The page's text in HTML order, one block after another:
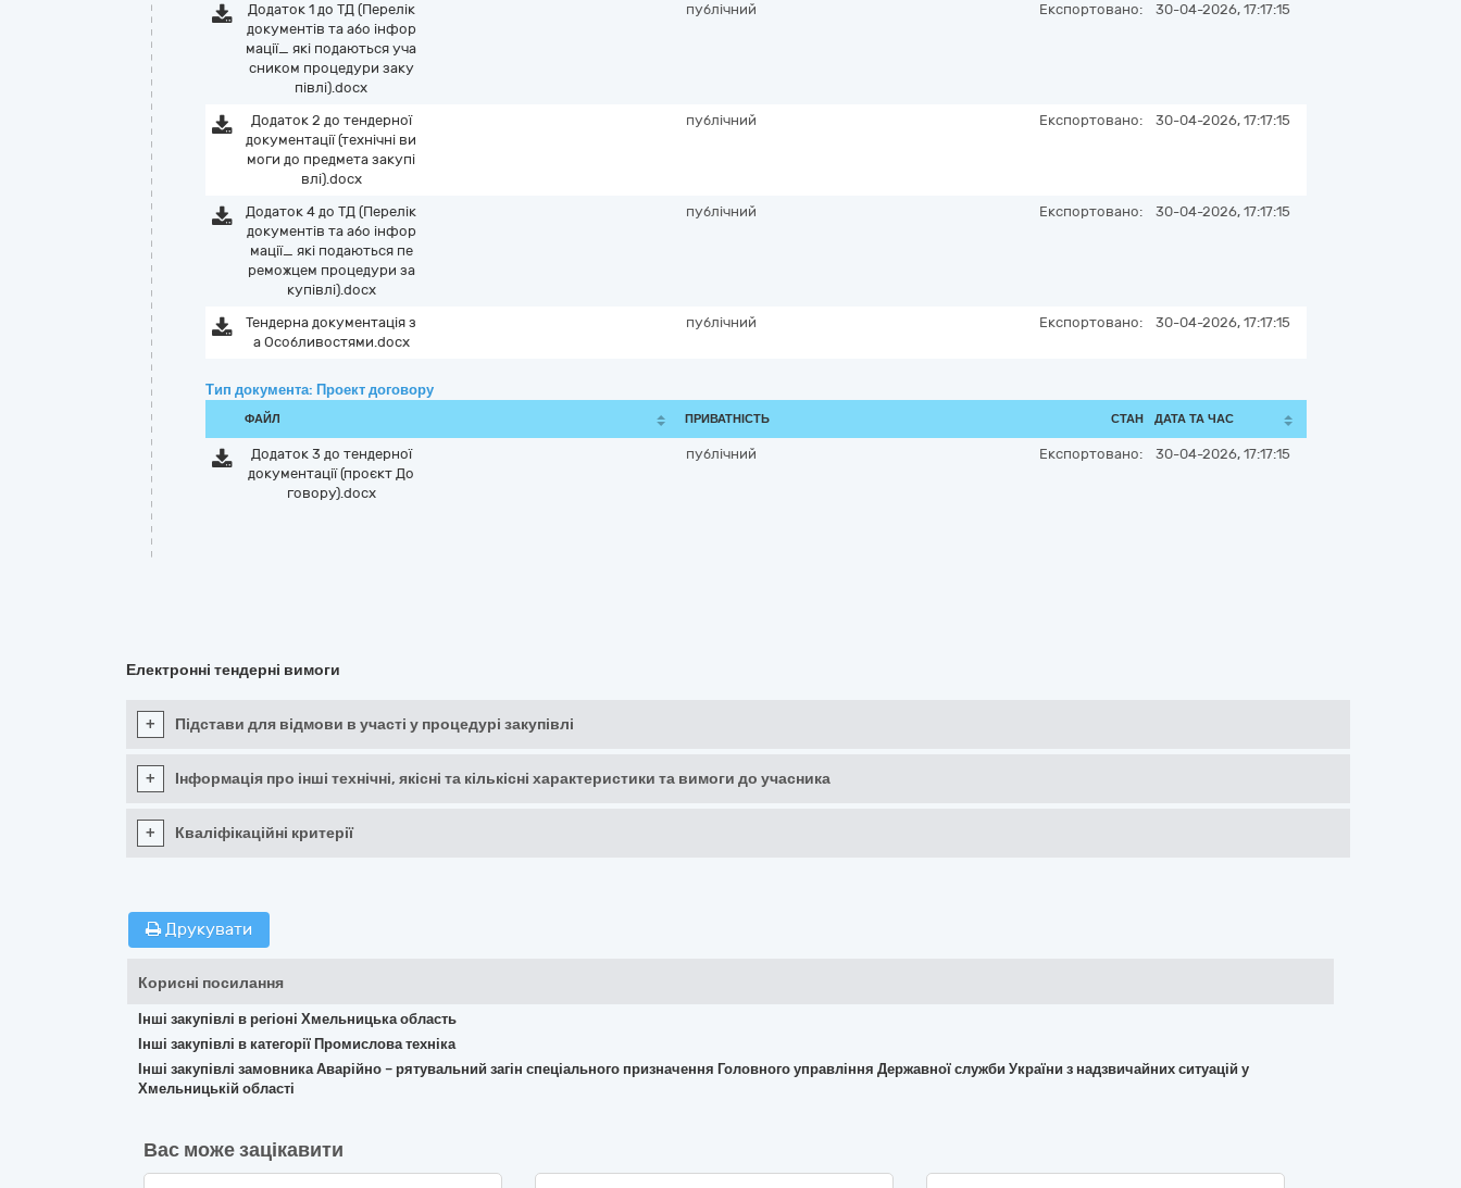
Додаток 1 до ТД (Перелік
документів та або інфор
мації_ які подаються уча
сником процедури заку
півлі).docx
публічний Експортовано: 30-04-2026, 17:17:15
Додаток 2 до тендерної
документації (технічні ви
моги до предмета закупі
влі).docx
публічний Експортовано: 30-04-2026, 17:17:15
Додаток 4 до ТД (Перелік
документів та або інфор
мації_ які подаються пе
реможцем процедури за
купівлі).docx
публічний Експортовано: 30-04-2026, 17:17:15
Тендерна документація з
а Особливостями.docx
публічний Експортовано: 30-04-2026, 17:17:15
Тип документа: Проект договору
ФАЙЛ ПРИВАТНІСТЬ СТАН ДАТА ТА ЧАС
Додаток 3 до тендерної
документації (проєкт До
говору).docx
публічний Експортовано: 30-04-2026, 17:17:15
Електронні тендерні вимоги
+ Підстави для відмови в участі у процедурі закупівлі
+ Інформація про інші технічні, якісні та кількісні характеристики та вимоги до учасника
+ Кваліфікаційні критерії
Друкувати
Корисні посилання
Інші закупівлі в регіоні Хмельницька область
Інші закупівлі в категорії Промислова техніка
Інші закупівлі замовника Аварійно – рятувальний загін спеціального призначення Головного управління Державної служби України з надзвичайних ситуацій у
Хмельницькій області
Вас може зацікавити